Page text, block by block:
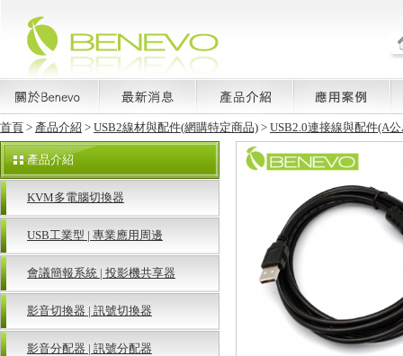
首頁 > 產品介紹 > USB2線材與配件(網購特定商品) > USB2.0連接線與配件(A
產品介紹
KVM多電腦切換器
USB工業型 | 專業應用周邊
會議簡報系統 | 投影機共享器
影音切換器 | 訊號切換器
影音分配器 | 訊號分配器